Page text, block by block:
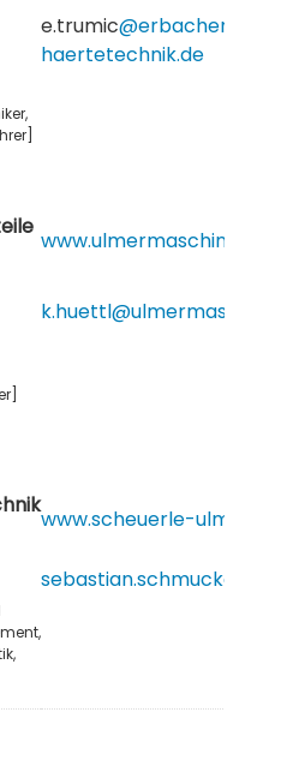
e.trumic@erbacher-
haertetechnik.de
www.scheuerle-ulm.de